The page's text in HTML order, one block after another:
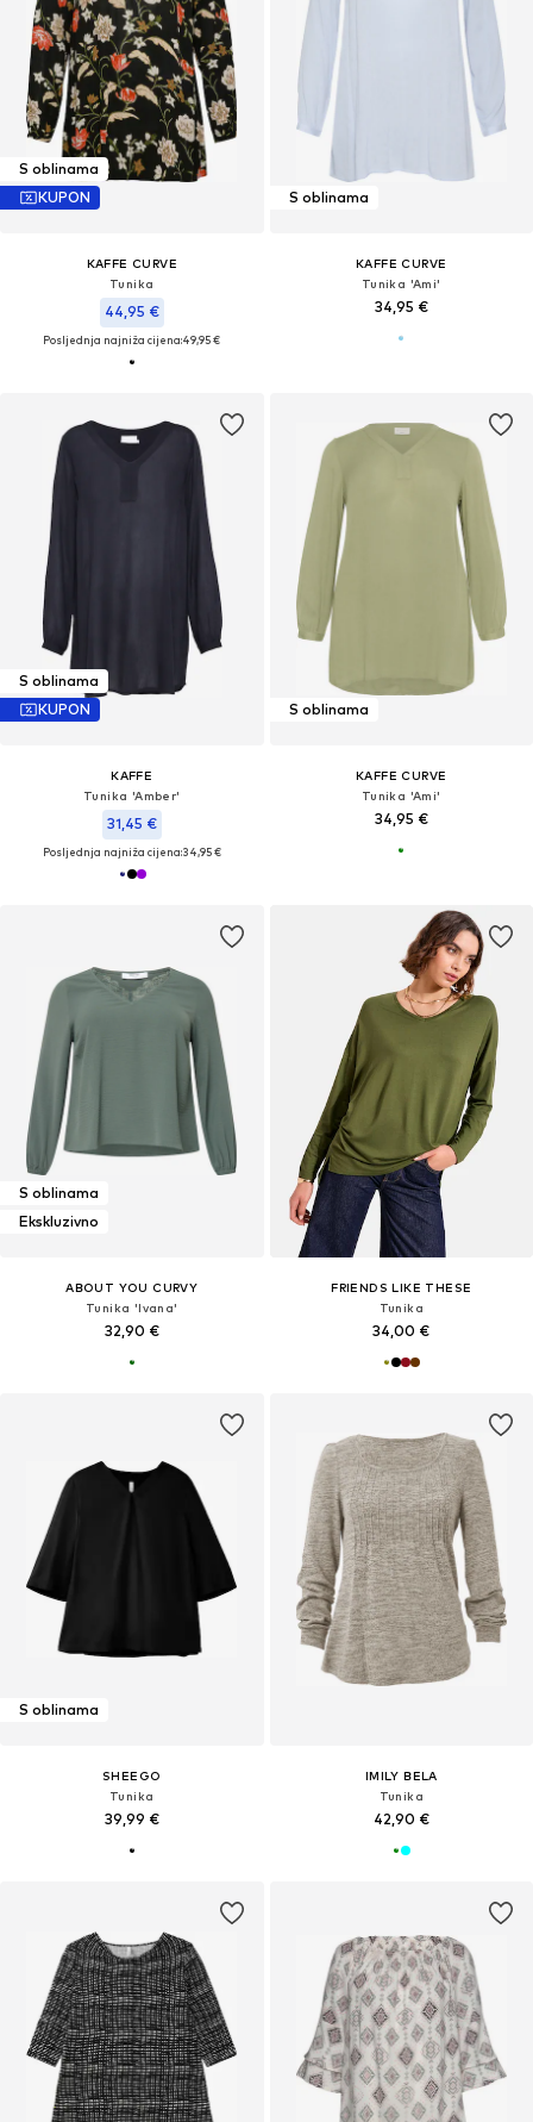
S oblinama
KUPON
KAFFE CURVE
Tunika
44,95 €
Posljednja najniža cijena:49,95 €
S oblinama
KAFFE CURVE
Tunika 'Ami'
34,95 €
S oblinama
KUPON
KAFFE
Tunika 'Amber'
31,45 €
Posljednja najniža cijena:34,95 €
S oblinama
KAFFE CURVE
Tunika 'Ami'
34,95 €
S oblinama
Ekskluzivno
ABOUT YOU CURVY
Tunika 'Ivana'
32,90 €
FRIENDS LIKE THESE
Tunika
34,00 €
S oblinama
SHEEGO
Tunika
39,99 €
IMILY BELA
Tunika
42,90 €